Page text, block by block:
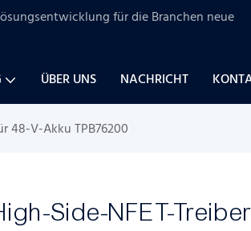
fürdie Branchen neue
ÜBER UNS NACHRICHT
48-V-Akku TPB76200
Side-NFET-